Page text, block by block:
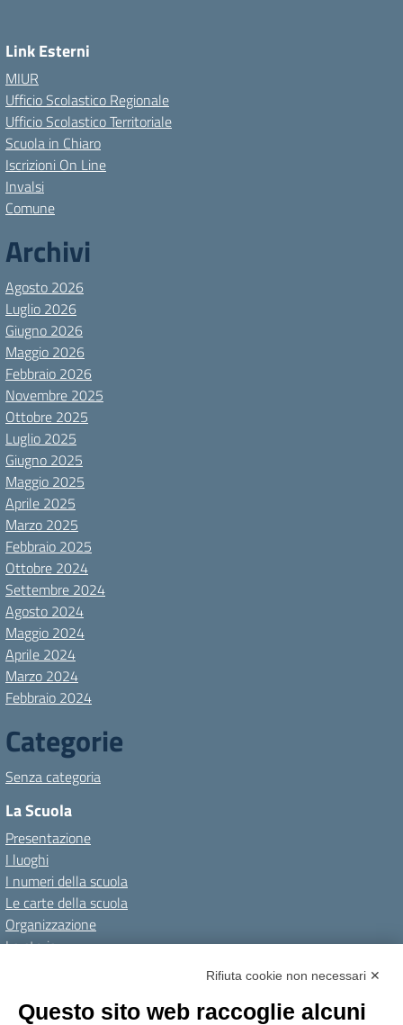
Link Esterni
MIUR
Ufficio Scolastico Regionale
Ufficio Scolastico Territoriale
Scuola in Chiaro
Iscrizioni On Line
Invalsi
Comune
Archivi
Agosto 2026
Luglio 2026
Giugno 2026
Maggio 2026
Febbraio 2026
Novembre 2025
Ottobre 2025
Luglio 2025
Giugno 2025
Maggio 2025
Aprile 2025
Marzo 2025
Febbraio 2025
Ottobre 2024
Settembre 2024
Agosto 2024
Maggio 2024
Aprile 2024
Marzo 2024
Febbraio 2024
Categorie
Senza categoria
La Scuola
Presentazione
I luoghi
I numeri della scuola
Le carte della scuola
Organizzazione
La storia
Personale scolastico
Rifiuta cookie non necessari ✕
Questo sito web raccoglie alcuni